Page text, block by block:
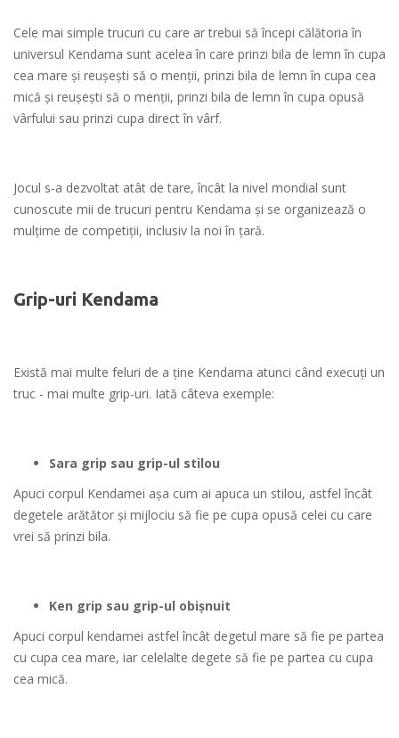
Cele mai simple trucuri cu care ar trebui să începi călătoria în
universul Kendama sunt acelea în care prinzi bila de lemn în cupa
cea mare şi reuşeşti să o menţii, prinzi bila de lemn în cupa cea
mică şi reuşeşti să o menţii, prinzi bila de lemn în cupa opusă
vârfului sau prinzi cupa direct în vârf.
Jocul s-a dezvoltat atât de tare, încât la nivel mondial sunt
cunoscute mii de trucuri pentru Kendama şi se organizează o
mulţime de competiţii, inclusiv la noi în ţară.
Grip-uri Kendama
Există mai multe feluri de a ţine Kendama atunci când execuţi un
truc - mai multe grip-uri. Iată câteva exemple:
Sara grip sau grip-ul stilou
Apuci corpul Kendamei aşa cum ai apuca un stilou, astfel încât
degetele arătător şi mijlociu să fie pe cupa opusă celei cu care
vrei să prinzi bila.
Ken grip sau grip-ul obişnuit
Apuci corpul kendamei astfel încât degetul mare să fie pe partea
cu cupa cea mare, iar celelalte degete să fie pe partea cu cupa
cea mică.